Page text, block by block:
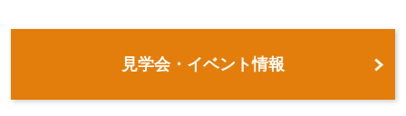
見学会・イベント情報